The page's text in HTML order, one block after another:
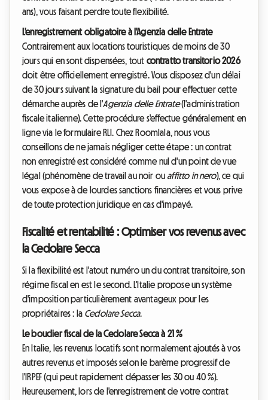
ans), vous faisant perdre toute flexibilité.
L'enregistrement obligatoire à l'Agenzia delle Entrate
Contrairement aux locations touristiques de moins de 30
jours qui en sont dispensées, tout contratto transitorio 2026
doit être officiellement enregistré. Vous disposez d'un délai
de 30 jours suivant la signature du bail pour effectuer cette
démarche auprès de l'Agenzia delle Entrate(l'administration
fiscale italienne). Cette procédure s'effectue généralement en
ligne via le formulaire RLI. Chez Roomlala, nous vous
conseillons de ne jamais négliger cette étape : un contrat
non enregistré est considéré comme nul d'un point de vue
légal (phénomène de travail au noir ou affitto in nero), ce qui
vous expose à de lourdes sanctions financières et vous prive
de toute protection juridique en cas d'impayé.
Fiscalité et rentabilité : Optimiser vos revenus avec
la Cedolare Secca
Si la flexibilité est l'atout numéro un du contrat transitoire, son
régime fiscal en est le second. L'Italie propose un système
d'imposition particulièrement avantageux pour les
propriétaires : la Cedolare Secca.
Le bouclier fiscal de la Cedolare Secca à 21 %
En Italie, les revenus locatifs sont normalement ajoutés à vos
autres revenus et imposés selon le barème progressif de
l'IRPEF (qui peut rapidement dépasser les 30 ou 40 %).
Heureusement, lors de l'enregistrement de votre contrat